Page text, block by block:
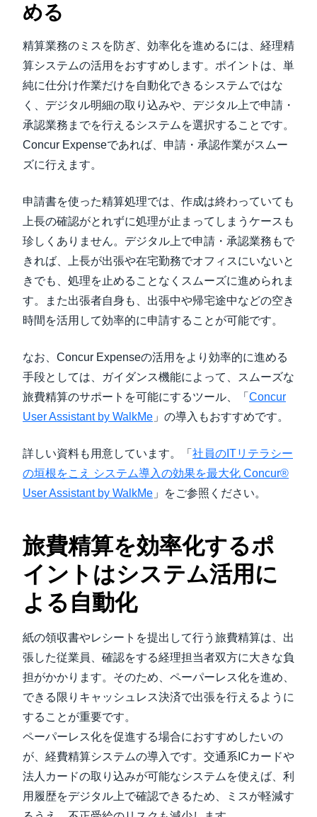
める
精算業務のミスを防ぎ、効率化を進めるには、経理精
算システムの活用をおすすめします。ポイントは、単
純に仕分け作業だけを自動化できるシステムではな
く、デジタル明細の取り込みや、デジタル上で申請・
承認業務までを行えるシステムを選択することです。
Concur Expenseであれば、申請・承認作業がスムー
ズに行えます。
申請書を使った精算処理では、作成は終わっていても
上長の確認がとれずに処理が止まってしまうケースも
珍しくありません。デジタル上で申請・承認業務もで
きれば、上長が出張や在宅勤務でオフィスにいないと
きでも、処理を止めることなくスムーズに進められま
す。また出張者自身も、出張中や帰宅途中などの空き
時間を活用して効率的に申請することが可能です。
なお、Concur Expenseの活用をより効率的に進める
手段としては、ガイダンス機能によって、スムーズな
旅費精算のサポートを可能にするツール、「 Concur
User Assistant by WalkMe 」の導入もおすすめです。
詳しい資料も用意しています。「 社員のITリテラシー
の垣根をこえ システム導入の効果を最大化 Concur®
User Assistant by WalkMe 」をご参照ください。
旅費精算を効率化するポ
イントはシステム活用に
よる自動化
紙の領収書やレシートを提出して行う旅費精算は、出
張した従業員、確認をする経理担当者双方に大きな負
担がかかります。そのため、ペーパーレス化を進め、
できる限りキャッシュレス決済で出張を行えるように
することが重要です。
ペーパーレス化を促進する場合におすすめしたいの
が、経費精算システムの導入です。交通系ICカードや
法人カードの取り込みが可能なシステムを使えば、利
用履歴をデジタル上で確認できるため、ミスが軽減す